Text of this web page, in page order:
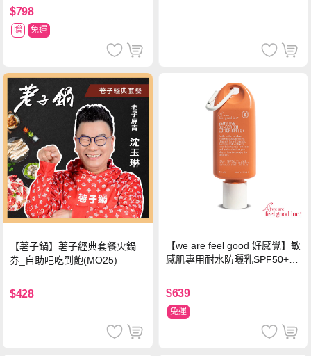
$798
贈 免運
【荖子鍋】荖子經典套餐火鍋
券_自助吧吃到飽(MO25)
$428
【we are feel good 好感覺】敏
感肌專用耐水防曬乳SPF50+ 7
$639
免運